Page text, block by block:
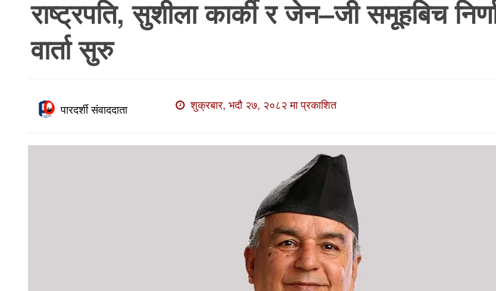
खाेज
माडी
विविध
राष्ट्रपति, सुशीला कार्की र जेन–जी समूहबिच
वार्ता सुरु
पारदर्शी संवाददाता शुक्रबार, भदौ २७, २०८२ मा प्रकाशित